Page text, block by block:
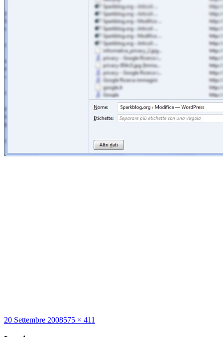
Scritto
20 Settembre 2008Dimensione
575 × 411